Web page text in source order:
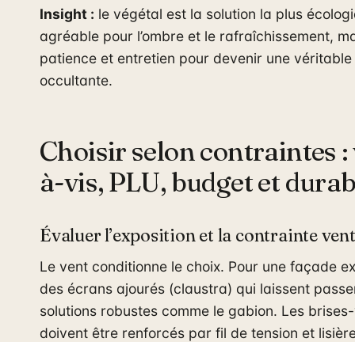
Insight : le végétal est la solution la plus
agréable pour l’ombre et le rafraîchissement,
patience et entretien pour devenir une
occultante.
Choisir selon contraintes :
à-vis, PLU, budget et
Évaluer l’exposition et la contrainte vent
Le vent conditionne le choix. Pour une façade
des écrans ajourés (claustra) qui laissent
solutions robustes comme le gabion. Les
doivent être renforcés par fil de tension et